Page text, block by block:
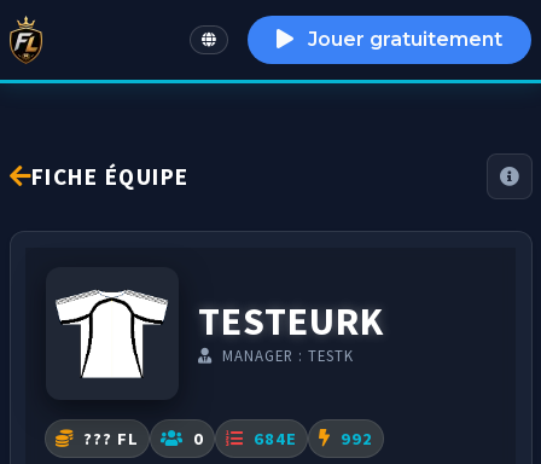
English Jouer gratuitement
FICHE ÉQUIPE
TESTEURK
MANAGER : TESTK
??? FL 0 684E 992